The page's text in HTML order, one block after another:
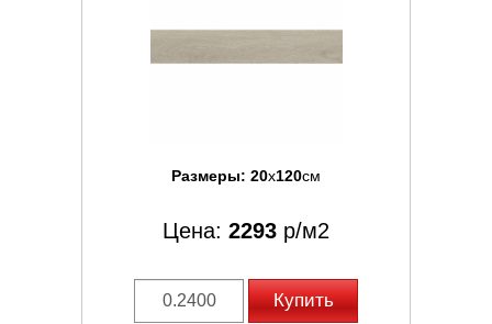
Размеры: 20x120см
Цена: 2293 р/м2
Купить